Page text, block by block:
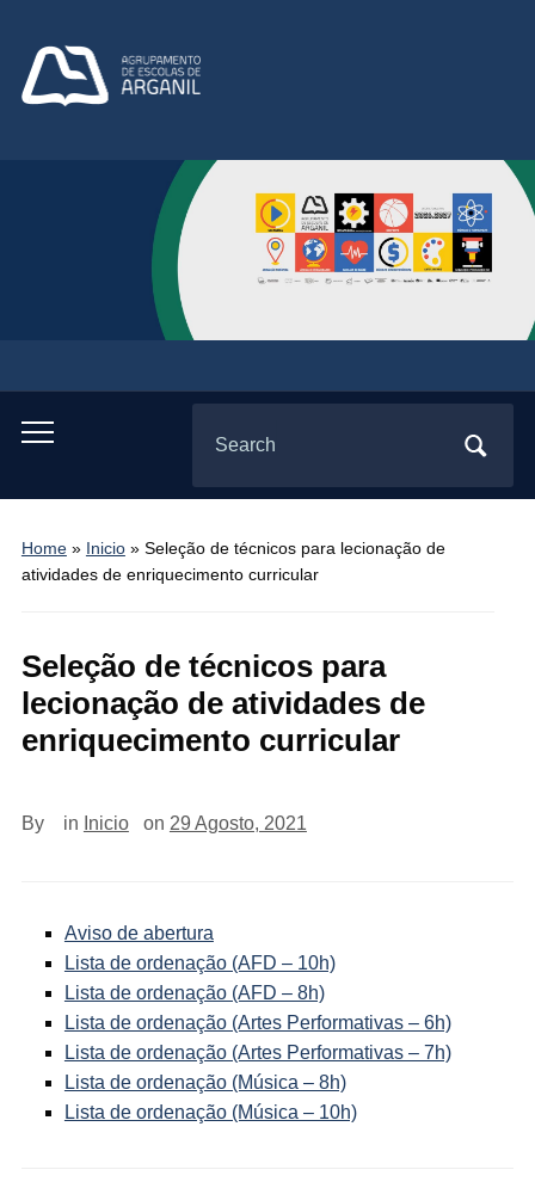
Toggle
menu
for:
Home» Inicio» Seleção de técnicos para lecionação de
atividades de enriquecimento curricular
Seleção de técnicos para
lecionação de atividades de
enriquecimento curricular
By in Inicio on 29 Agosto, 2021
Aviso de abertura
Lista de ordenação (AFD – 10h)
Lista de ordenação (AFD – 8h)
Lista de ordenação (Artes Performativas – 6h)
Lista de ordenação (Artes Performativas – 7h)
Lista de ordenação (Música – 8h)
Lista de ordenação (Música – 10h)